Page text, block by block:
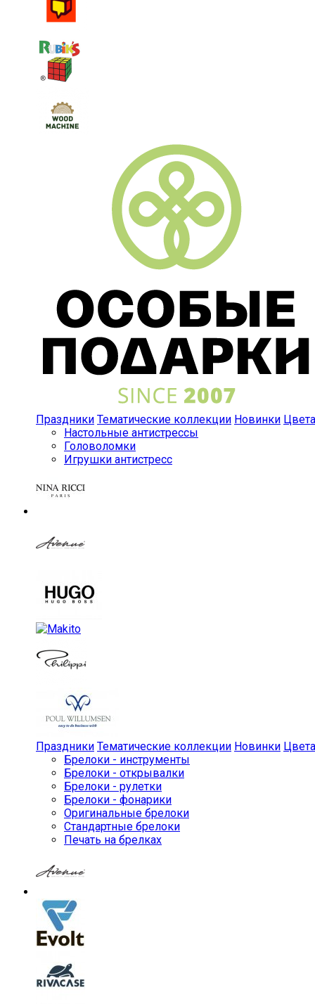
Праздники Тематические коллекции Новинки Цвета
Настольные антистрессы
Головоломки
Игрушки антистресс
Праздники Тематические коллекции Новинки Цвета
Брелоки - инструменты
Брелоки - открывалки
Брелоки - рулетки
Брелоки - фонарики
Оригинальные брелоки
Стандартные брелоки
Печать на брелках